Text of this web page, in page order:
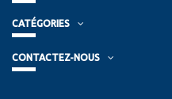
CATÉGORIES
CONTACTEZ-NOUS